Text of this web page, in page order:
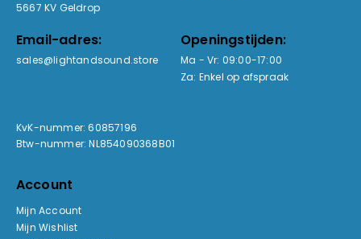
5667 KV Geldrop
Email-adres:
sales@lightandsound.store
Openingstijden:
Ma - Vr: 09:00-17:00
Za: Enkel op afspraak
KvK-nummer: 60857196
Btw-nummer: NL854090368B01
Account
Mijn Account
Mijn Wishlist